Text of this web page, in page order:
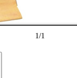
1/1